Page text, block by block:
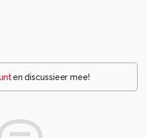
en discussieer mee!